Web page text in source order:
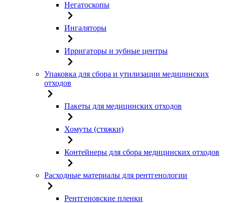
Негатоскопы
Ингаляторы
Ирригаторы и зубные центры
Упаковка для сбора и утилизации медицинских
отходов
Пакеты для медицинских отходов
Хомуты (стяжки)
Контейнеры для сбора медицинских отходов
Расходные материалы для рентгенологии
Рентгеновские пленки